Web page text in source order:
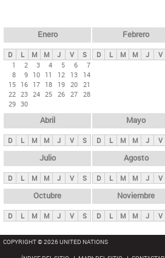
ds
p
n
i
p
a
l
s
Enero
D L M M J V
S
1
2 3 4 5 6
7
8
9 10 11 12 13
14
15 16 17 18 19 20 21
22 23 24 25 26 27 28
29 30
Febrero
D L M M J V
Abril
D L M M J V S
Mayo
D L M M J V
Julio
D L M M J V S
Agosto
D L M M J V
Octubre
D L M M J V S
Noviembre
D L M M J V
COPYRIGHT © 2026 UNITED NATIONS